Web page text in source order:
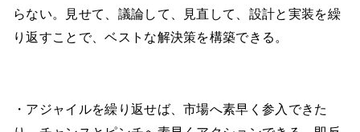
らない。見せて、議論して、見直して、設計と実装を繰
り返すことで、ベストな解決策を構築できる。
・アジャイルを繰り返せば、市場へ素早く参入できた